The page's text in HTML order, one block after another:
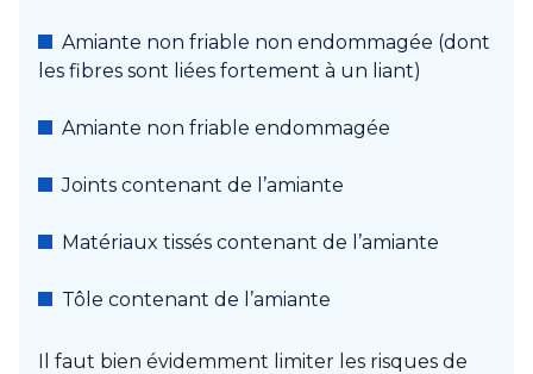
Amiante non friable non endommagée (dont
les fibres sont liées fortement à un liant)
Amiante non friable endommagée
Joints contenant de l’amiante
Matériaux tissés contenant de l’amiante
Tôle contenant de l’amiante
Il faut bien évidemment limiter les risques de